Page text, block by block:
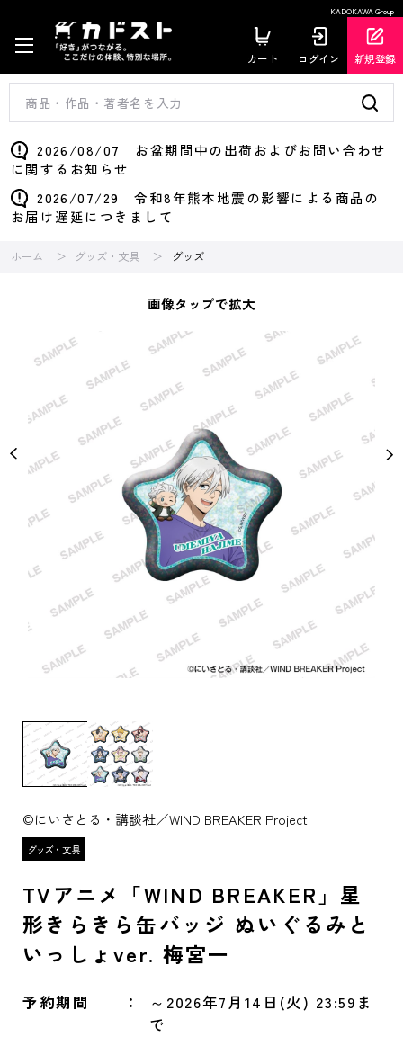
KADOKAWA Group
カート ログイン 新規登録
2026/08/07 お盆期間中の出荷およびお問い合わせ
に関するお知らせ
2026/07/29 令和8年熊本地震の影響による商品の
お届け遅延につきまして
ホーム グッズ・文具 グッズ
画像タップで拡大
©にいさとる・講談社／WIND BREAKER Project
TVアニメ「WIND BREAKER」星
形きらきら缶バッジ ぬいぐるみと
いっしょver. 梅宮一
予約期間
～2026年7月14日(火) 23:59ま
で